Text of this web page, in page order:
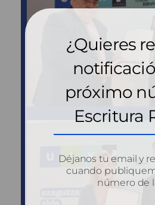
¿Quieres
próximo
Escritura
Déjanos tu email y
cuando
número de